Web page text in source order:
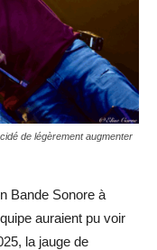
de légèrement augmenter
Bande Sonore à
auraient pu voir
la jauge de